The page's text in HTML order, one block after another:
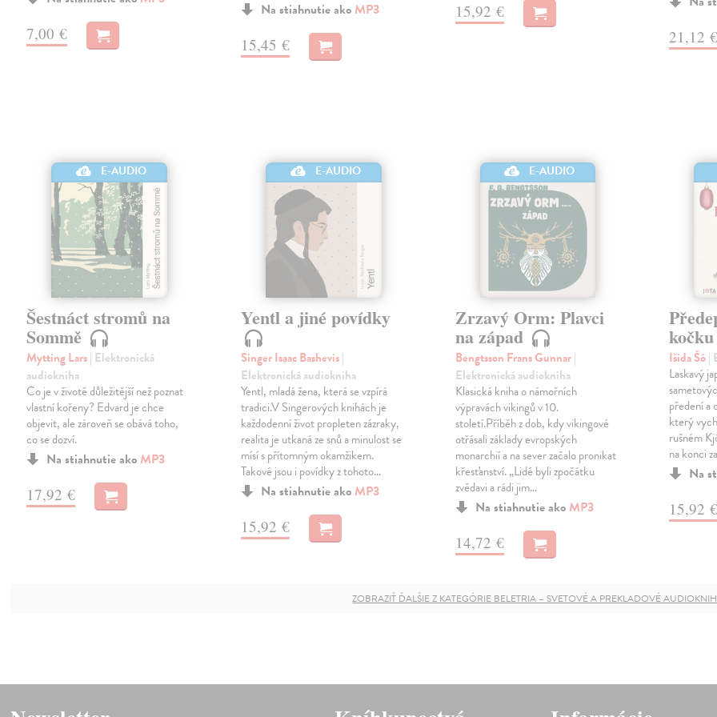
7,00 €
Na stiahnutie ako MP3
15,45 €
15,92 €
21,12
E-AUDIO
Šestnáct stromů na
Sommě
Mytting Lars| Elektronická
audiokniha
Co je v životě důležitější než poznat
vlastní kořeny? Edvard je chce
objevit, ale zároveň se obává toho,
co se dozví.
Na stiahnutie ako MP3
17,92 €
E-AUDIO
Yentl a jiné povídky
Singer Isaac Bashevis|
Elektronická audiokniha
Yentl, mladá žena, která se vzpírá
tradici.V Singerových knihách je
každodenní život propleten zázraky,
realita je utkaná ze snů a minulost se
mísí s přítomným okamžikem.
Takové jsou i povídky z tohoto…
Na stiahnutie ako MP3
15,92 €
E-AUDIO
Zrzavý Orm: Plavci
na západ
Bengtsson Frans Gunnar|
Elektronická audiokniha
Klasická kniha o námořních
výpravách vikingů v 10.
století.Příběh z dob, kdy vikingové
otřásali základy evropských
monarchií a na sever začalo pronikat
křesťanství. „Lidé byli zpočátku
zvědavi a rádi jim…
Na stiahnutie ako MP3
14,72 €
Išida Šó|
Laskavý
předení a
který
rušném
na konci
Na
15,92
ZOBRAZIŤ ĎALŠIE Z KATEGÓRIE BELETRIA – SVETOVÉ A PREKLADOVÉ